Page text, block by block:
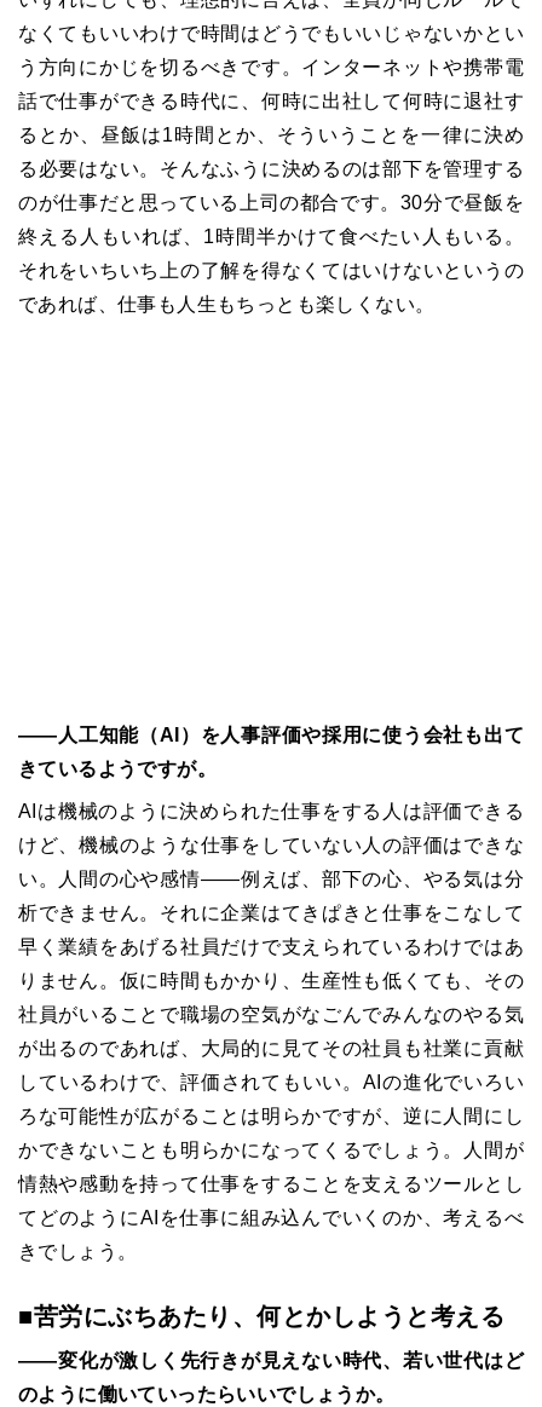
なくてもいいわけで時間はどうでもいいじゃないかとい
う方向にかじを切るべきです。インターネットや携帯電
話で仕事ができる時代に、何時に出社して何時に退社す
るとか、昼飯は1時間とか、そういうことを一律に決め
る必要はない。そんなふうに決めるのは部下を管理する
のが仕事だと思っている上司の都合です。30分で昼飯を
終える人もいれば、 1時間半かけて食べたい人もいる。
それをいちいち上の了解を得なくてはいけないというの
であれば、仕事も人生もちっとも楽しくない。
――人工知能（AI）を人事評価や採用に使う会社も出て
きているようですが。
AI は機械のように決められた仕事をする人は評価できる
けど、機械のような仕事をしていない人の評価はできな
い。人間の心や感情――例えば、部下の心、やる気は分
析できません。それに企業はてきぱきと仕事をこなして
早く業績をあげる社員だけで支えられているわけではあ
りません。仮に時間もかかり、生産性も低くても、その
社員がいることで職場の空気がなごんでみんなのやる気
が出るのであれば、大局的に見てその社員も社業に貢献
しているわけで、評価されてもいい。 AI の進化でいろい
ろな可能性が広がることは明らかですが、逆に人間にし
かできないことも明らかになってくるでしょう。人間が
情熱や感動を持って仕事をすることを支えるツールとし
てどのようにAI を仕事に組み込んでいくのか、考えるべ
きでしょう。
■苦労にぶちあたり、何とかしようと考える
――変化が激しく先行きが見えない時代、若い世代はど
のように働いていったらいいでしょうか。